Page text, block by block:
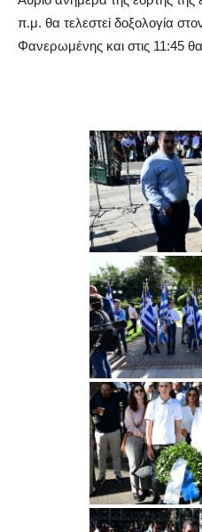
π.μ. θα τελεστεί δοξολογία
Φανερωμένης και στις 11:45